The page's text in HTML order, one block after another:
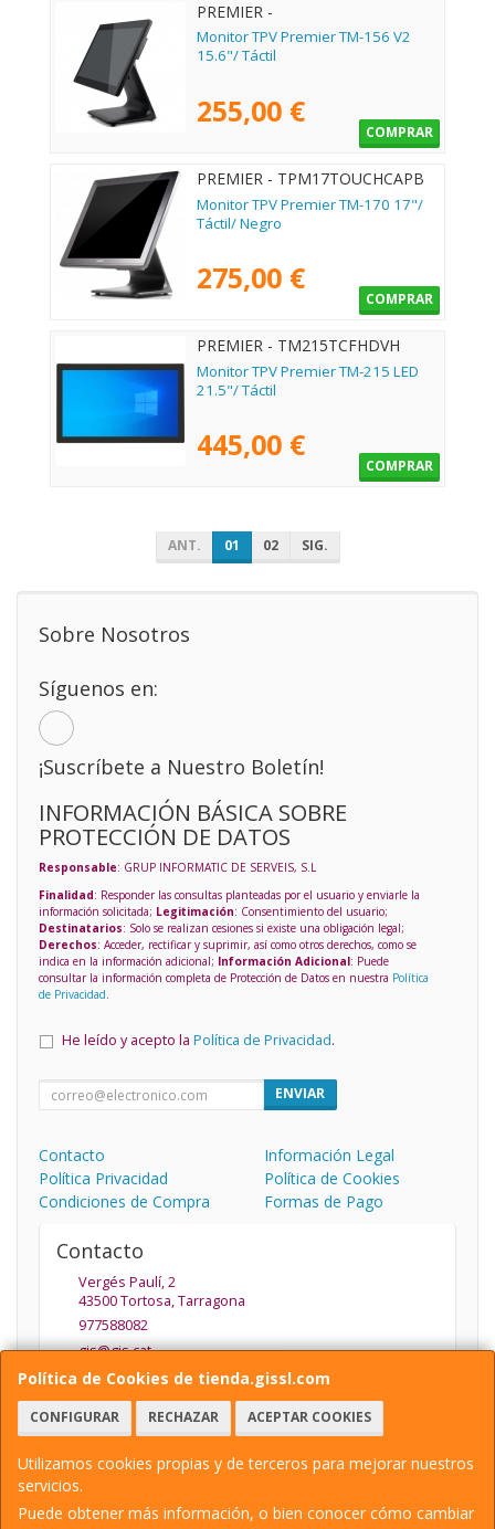
PREMIER -
TPM156TOUCHCAPB1
Monitor TPV Premier TM-156 V2
15.6"/ Táctil
255,00 €
COMPRAR
PREMIER - TPM17TOUCHCAPB
Monitor TPV Premier TM-170 17"/
Táctil/ Negro
275,00 €
COMPRAR
PREMIER - TM215TCFHDVH
Monitor TPV Premier TM-215 LED
21.5"/ Táctil
445,00 €
COMPRAR
ANT. 01 02 SIG.
Política de Cookies de tienda.gissl.com
CONFIGURAR RECHAZAR ACEPTAR COOKIES
Utilizamos cookies propias y de terceros para mejorar nuestros
servicios.
Puede obtener más información, o bien conocer cómo cambiar
Sobre Nosotros
Síguenos en:
¡Suscríbete a Nuestro Boletín!
INFORMACIÓN BÁSICA SOBRE
PROTECCIÓN DE DATOS
Responsable: GRUP INFORMATIC DE SERVEIS, S.L
Finalidad: Responder las consultas planteadas por el usuario y enviarle la
información solicitada; Legitimación: Consentimiento del usuario;
Destinatarios: Solo se realizan cesiones si existe una obligación legal;
Derechos: Acceder, rectificar y suprimir, así como otros derechos, como se
indica en la información adicional; Información Adicional: Puede
consultar la información completa de Protección de Datos en nuestra Política
de Privacidad.
He leído y acepto la Política de Privacidad.
ENVIAR
Contacto
Información Legal
Política Privacidad
Política de Cookies
Condiciones de Compra
Formas de Pago
Contacto
Vergés Paulí, 2
43500Tortosa,Tarragona
977588082
gis@gis.cat
Horario
De Lunes a Viernes de 9.30 a 13.30 y de 15:30 a 19:30